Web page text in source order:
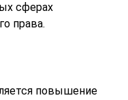
сферах
права.
повышение